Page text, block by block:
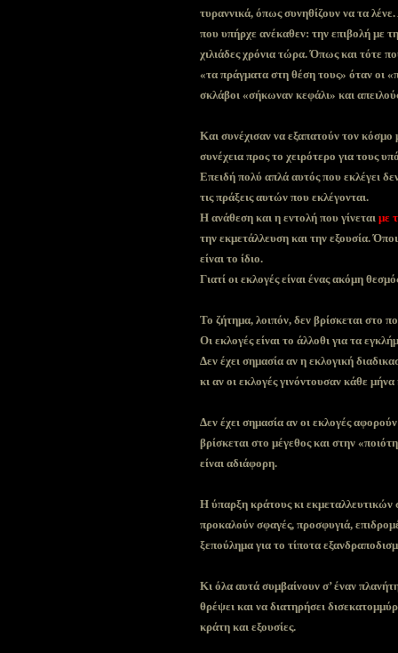
τυραννικά, όπως συνηθίζουν να τα
που υπήρχε ανέκαθεν: την επιβολή με
χιλιάδες χρόνια τώρα. Όπως και τότε
«τα πράγματα στη θέση τους» όταν οι
σκλάβοι «σήκωναν κεφάλι» και
Και συνέχισαν να εξαπατούν τον
συνέχεια προς το χειρότερο για τους
Επειδή πολύ απλά αυτός που εκλέγει
τις πράξεις αυτών που εκλέγονται.
Η ανάθεση και η εντολή που γίνεται με
την εκμετάλλευση και την εξουσία.
είναι το ίδιο.
Γιατί οι εκλογές είναι ένας ακόμη
Το ζήτημα, λοιπόν, δεν βρίσκεται στο
Οι εκλογές είναι το άλλοθι για τα
Δεν έχει σημασία αν η εκλογική
κι αν οι εκλογές γινόντουσαν κάθε
Δεν έχει σημασία αν οι εκλογές
βρίσκεται στο μέγεθος και στην
είναι αδιάφορη.
Η ύπαρξη κράτους κι εκμεταλλευτικών
προκαλούν σφαγές, προσφυγιά,
ξεπούλημα για το τίποτα
Κι όλα αυτά συμβαίνουν σ’ έναν
θρέψει και να διατηρήσει
κράτη και εξουσίες.